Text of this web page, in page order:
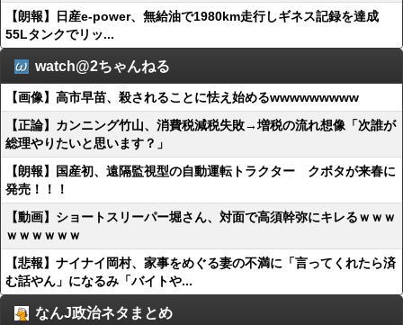
【朗報】日産e-power、無給油で1980km走行しギネス記録を達成
55Lタンクでリッ...
watch@2ちゃんねる
【画像】高市早苗、殺されることに怯え始めるwwwwwwwww
【正論】カンニング竹山、消費税減税失敗→増税の流れ想像「次誰が
総理やりたいと思います？」
【朗報】国産初、遠隔監視型の自動運転トラクター クボタが来春に
発売！！！
【動画】ショートスリーパー堀さん、対面で高須幹弥にキレるｗｗｗ
ｗｗｗｗｗｗ
【悲報】ナイナイ岡村、家事をめぐる妻の不満に「言ってくれたら済
む話やん」になるみ「バイトや...
なんJ政治ネタまとめ